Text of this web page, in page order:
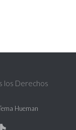
los Derechos
Hueman